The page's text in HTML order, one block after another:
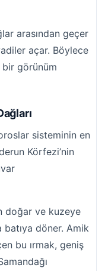
arasından geçer
açar. Böylece
görünüm
sisteminin en
Körfezi’nin
doğar ve kuzeye
batıya döner. Amik
bu ırmak, geniş